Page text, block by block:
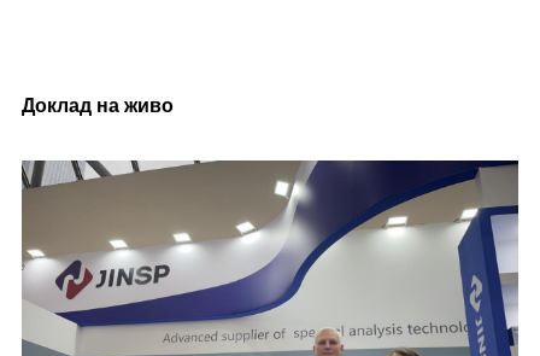
Доклад на живо